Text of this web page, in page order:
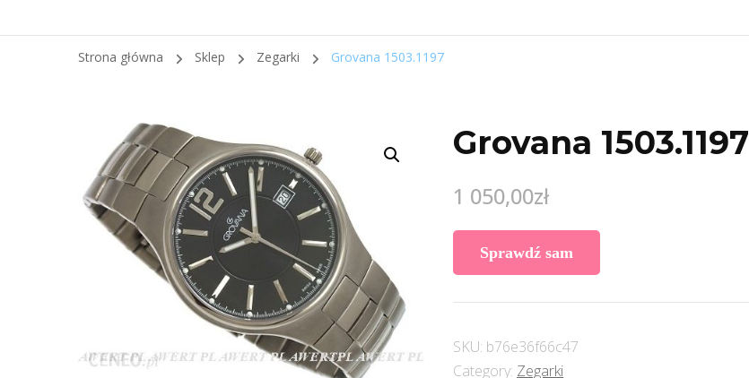
Strona główna Sklep Zegarki Grovana 1503.1197
Grovana 1503.1197
1 050,00zł
Sprawdź sam
SKU: b76e36f66c47
Category: Zegarki